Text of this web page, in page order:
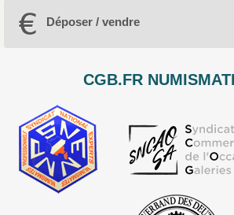
Déposer / vendre
CGB.FR